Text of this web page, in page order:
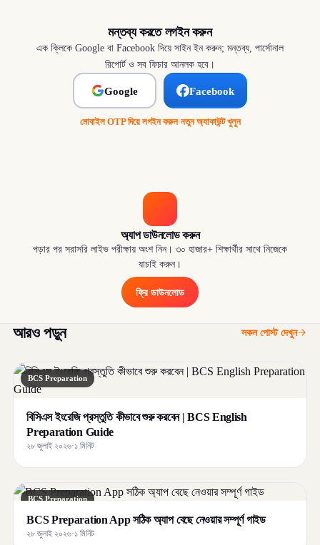
মন্তব্য করতে লগইন করুন
এক ক্লিকে Google বা Facebook দিয়ে সাইন ইন করুন; মন্তব্য, পার্সোনাল
রিপোর্ট ও সব ফিচার আনলক হবে।
Google Facebook
মোবাইল OTP দিয়ে লগইন করুন·নতুন অ্যাকাউন্ট খুলুন
অ্যাপ ডাউনলোড করুন
পড়ার পর সরাসরি লাইভ পরীক্ষায় অংশ নিন। ৩০ হাজার+ শিক্ষার্থীর সাথে নিজেকে
যাচাই করুন।
ফ্রি ডাউনলোড
আরও পড়ুন সকল পোস্ট দেখুন
BCS Preparation
বিসিএস ইংরেজি প্রস্তুতি কীভাবে শুরু করবেন | BCS English
Preparation Guide
২৮ জুলাই ২০২৬·১ মিনিট
BCS Preparation
BCS Preparation App সঠিক অ্যাপ বেছে নেওয়ার সম্পূর্ণ গাইড
২৮ জুলাই ২০২৬·১ মিনিট